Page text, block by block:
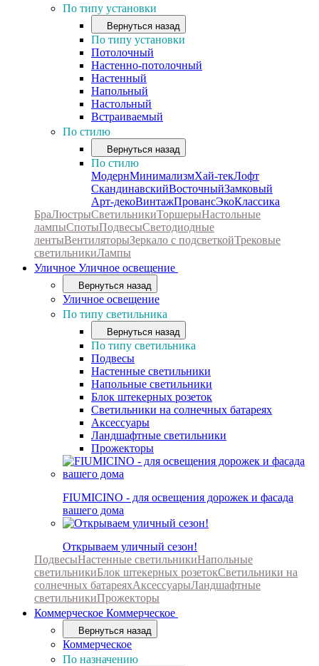
По типу установки
Вернуться назад
По типу установки
Потолочный
Настенно-потолочный
Настенный
Напольный
Настольный
Встраиваемый
По стилю
Вернуться назад
По стилю
МодернМинимализмХай-текЛофт
СкандинавскийВосточныйЗамковый
Арт-декоВинтажПровансЭкоКлассика
БраЛюстрыСветильникиТоршерыНастольные
лампыСпотыПодвесыСветодиодные
лентыВентиляторыЗеркало с подсветкойТрековые
светильникиЛампы
Уличное Уличное освещение
Вернуться назад
Уличное освещение
По типу светильника
Вернуться назад
По типу светильника
Подвесы
Настенные светильники
Напольные светильники
Блок штекерных розеток
Светильники на солнечных батареях
Аксессуары
Ландшафтные светильники
Прожекторы
FIUMICINO - для освещения дорожек и фасада
вашего дома
Открываем уличный сезон!
ПодвесыНастенные светильникиНапольные
светильникиБлок штекерных розетокСветильники на
солнечных батареяхАксессуарыЛандшафтные
светильникиПрожекторы
Коммерческое Коммерческое
Вернуться назад
Коммерческое
По назначению